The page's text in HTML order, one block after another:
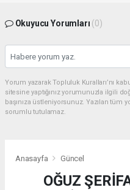
Okuyucu Yorumları (0)
Yorum yazarak Topluluk Kuralları’nı
sitesine yaptığınız yorumunuzla ilgili
başınıza üstleniyorsunuz. Yazılan
sorumlu tutulamaz.
Anasayfa Güncel
OĞUZ